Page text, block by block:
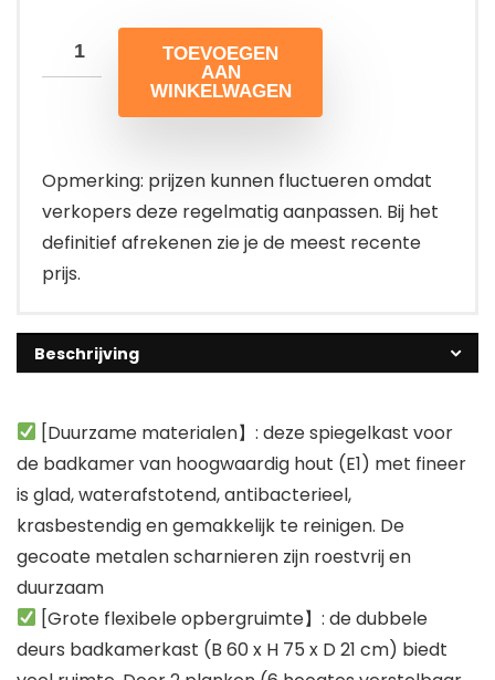
TOEVOEGEN
AAN
WINKELWAGEN
Opmerking: prijzen kunnen fluctueren omdat
verkopers deze regelmatig aanpassen. Bij het
definitief afrekenen zie je de meest recente
prijs.
Beschrijving
[Duurzame materialen】: deze spiegelkast voor
de badkamer van hoogwaardig hout (E1) met fineer
is glad, waterafstotend, antibacterieel,
krasbestendig en gemakkelijk te reinigen. De
gecoate metalen scharnieren zijn roestvrij en
duurzaam
[Grote flexibele opbergruimte】: de dubbele
deurs badkamerkast (B 60 x H 75 x D 21 cm) biedt